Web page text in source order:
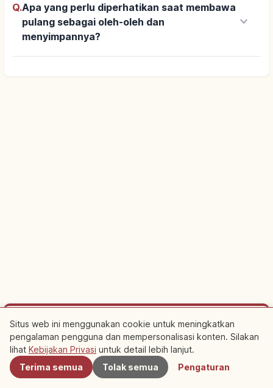
Q.Apa yang perlu diperhatikan saat membawa
pulang sebagai oleh-oleh dan
menyimpannya?
keyboard_arrow_down
Bersponsor
Rencanakan perjalanan ke Ise Shi
Menginap di dekatnya membuat wisata lebih mudah. Lihat juga
Terdekat
Situs web ini menggunakan cookie untuk meningkatkan
pengalaman pengguna dan mempersonalisasi konten. Silakan
lihat Kebijakan Privasi untuk detail lebih lanjut.
Terima semua
Tolak semua Pengaturan